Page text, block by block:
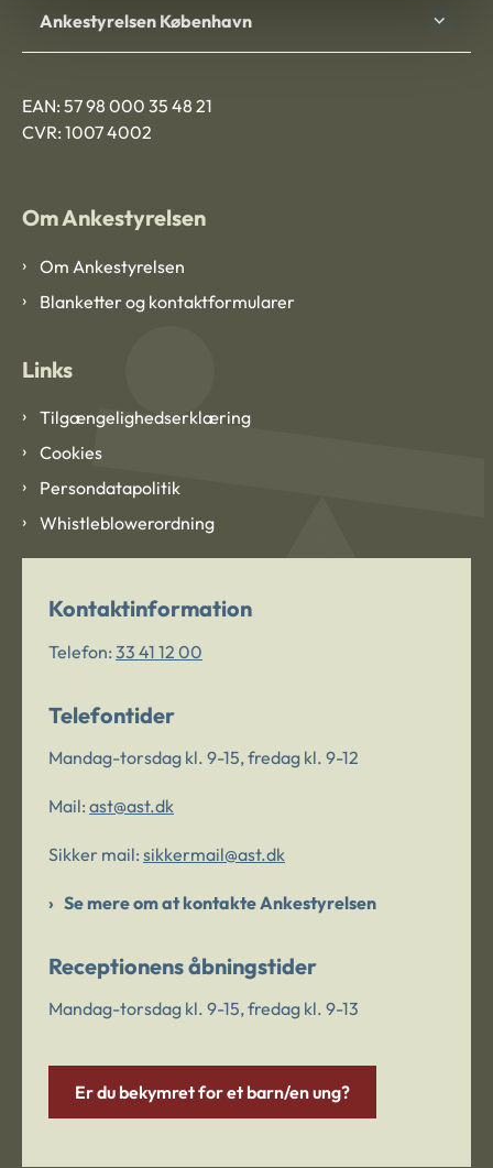
Ankestyrelsen København
EAN: 57 98 000 35 48 21
CVR: 1007 4002
Om Ankestyrelsen
Om Ankestyrelsen
Blanketter og kontaktformularer
Links
Tilgængelighedserklæring
Cookies
Persondatapolitik
Whistleblowerordning
Kontaktinformation
Telefon: 33 41 12 00
Telefontider
Mandag-torsdag kl. 9-15, fredag kl. 9-12
Mail: ast@ast.dk
Sikker mail: sikkermail@ast.dk
Se mere om at kontakte Ankestyrelsen
Receptionens åbningstider
Mandag-torsdag kl. 9-15, fredag kl. 9-13
Er du bekymret for et barn/en ung?